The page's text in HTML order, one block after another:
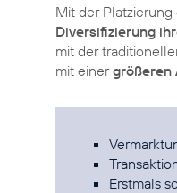
Mit der
Diversifizierung
mit der
mit einergrößeren
Erstmals